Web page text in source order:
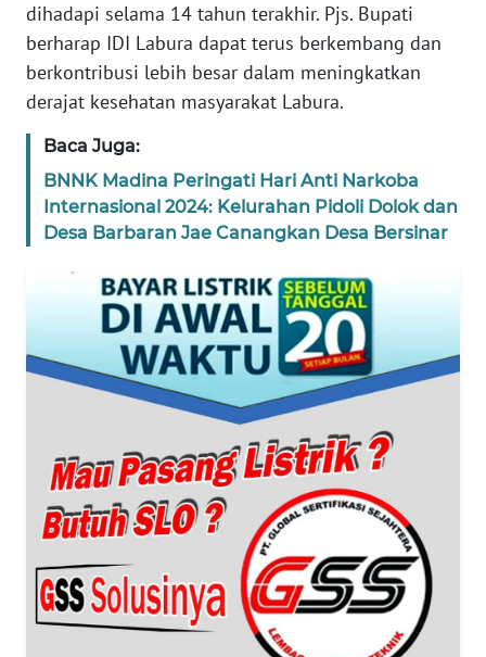
dihadapi selama 14 tahun terakhir. Pjs. Bupati
berharap IDI Labura dapat terus berkembang dan
berkontribusi lebih besar dalam meningkatkan
derajat kesehatan masyarakat Labura.
Baca Juga:
BNNK Madina Peringati Hari Anti Narkoba
Internasional 2024: Kelurahan Pidoli Dolok dan
Desa Barbaran Jae Canangkan Desa Bersinar
WN
JABAR
BANTEN
WN
NTT
WN
PAPUA
PAPUA
BARAT
RIAU
WN